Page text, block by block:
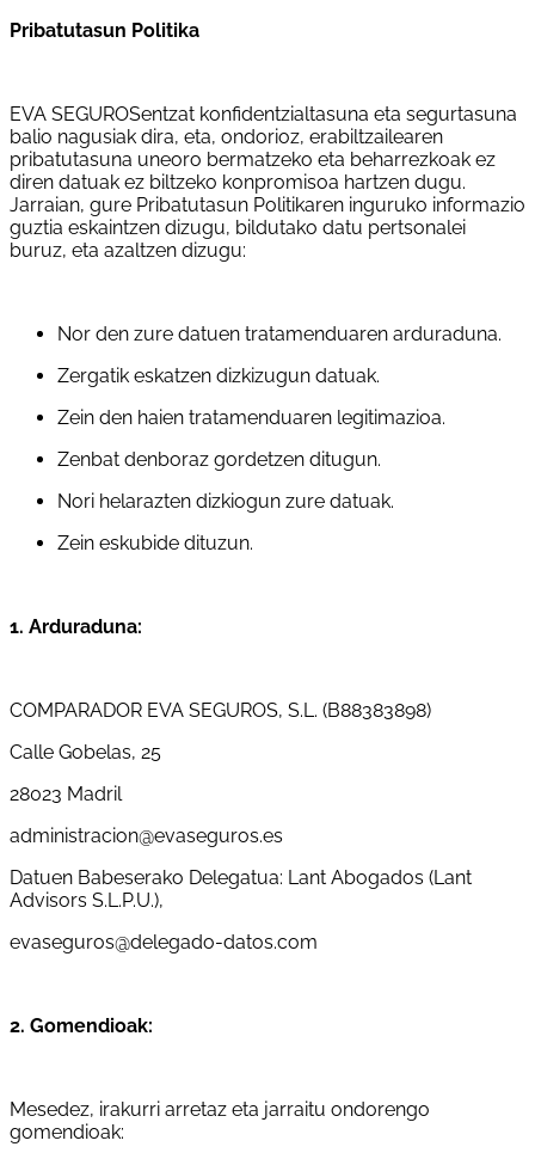
Pribatutasun Politika
EVA SEGUROSentzat konfidentzialtasuna eta segurtasuna
balio nagusiak dira, eta, ondorioz, erabiltzailearen
pribatutasuna uneoro bermatzeko eta beharrezkoak ez
diren datuak ez biltzeko konpromisoa hartzen dugu.
Jarraian, gure Pribatutasun Politikaren inguruko informazio
guztia eskaintzen dizugu, bildutako datu pertsonalei
buruz, eta azaltzen dizugu:
Nor den zure datuen tratamenduaren arduraduna.
Zergatik eskatzen dizkizugun datuak.
Zein den haien tratamenduaren legitimazioa.
Zenbat denboraz gordetzen ditugun.
Nori helarazten dizkiogun zure datuak.
Zein eskubide dituzun.
1. Arduraduna:
COMPARADOR EVA SEGUROS, S.L. (B88383898)
Calle Gobelas, 25
28023 Madril
administracion@evaseguros.es
Datuen Babeserako Delegatua: Lant Abogados (Lant
Advisors S.L.P.U.),
evaseguros@delegado-datos.com
2. Gomendioak:
Mesedez, irakurri arretaz eta jarraitu ondorengo
gomendioak: